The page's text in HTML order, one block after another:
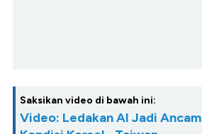
Saksikan video di bawah ini:
Video: Ledakan AI Jadi